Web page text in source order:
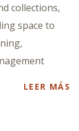
collections,
space to
LEER MÁS